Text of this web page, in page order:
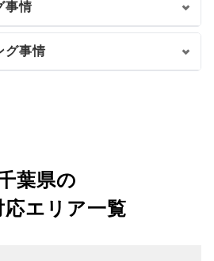
事情
グ事情
葉県の
応エリア一覧